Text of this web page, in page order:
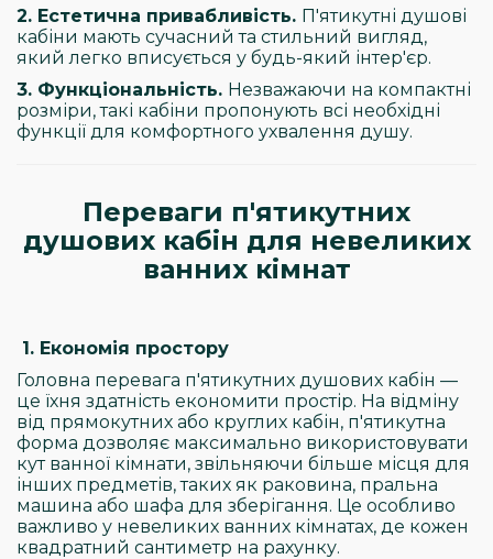
2. Естетична привабливість. П'ятикутні душові
кабіни мають сучасний та стильний вигляд,
який легко вписується у будь-який інтер'єр.
3. Функціональність. Незважаючи на компактні
розміри, такі кабіни пропонують всі необхідні
функції для комфортного ухвалення душу.
Переваги п'ятикутних
душових кабін для невеликих
ванних кімнат
1. Економія простору
Головна перевага п'ятикутних душових кабін —
це їхня здатність економити простір. На відміну
від прямокутних або круглих кабін, п'ятикутна
форма дозволяє максимально використовувати
кут ванної кімнати, звільняючи більше місця для
інших предметів, таких як раковина, пральна
машина або шафа для зберігання. Це особливо
важливо у невеликих ванних кімнатах, де кожен
квадратний сантиметр на рахунку.